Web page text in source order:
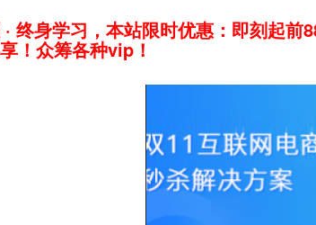
终身学习，本站限时优惠：即刻起
！众筹各种vip！